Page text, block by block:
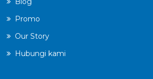
Promo
Our Story
Hubungi kami